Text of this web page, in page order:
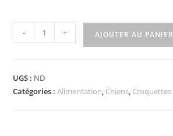
- + AJOUTER AU PANIER
UGS : ND
Catégories :Alimentation, Chiens, Croquettes